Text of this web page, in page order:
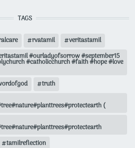
TAGS
rvatamil
veritastamil
#ourladyofsorrow #september15
#catholicchurch #faith #hope #love
truth
(
tamilreflection